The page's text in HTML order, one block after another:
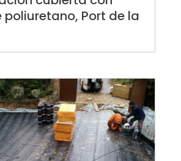
poliuretano, Port de la